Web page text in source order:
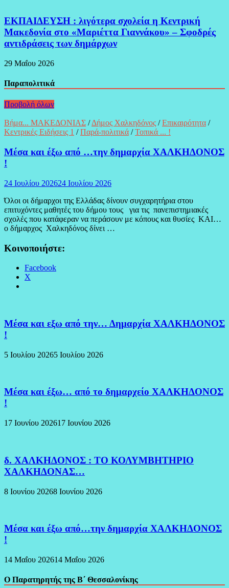
ΕΚΠΑΙΔΕΥΣΗ : λιγότερα σχολεία η Κεντρική
Μακεδονία στο «Μαριέττα Γιαννάκου» – Σφοδρές
αντιδράσεις των δημάρχων
29 Μαΐου 2026
Παραπολιτικά
Προβολή όλων
Βήμα... ΜΑΚΕΔΟΝΙΑΣ /Δήμος Χαλκηδόνος /Επικαιρότητα /
Κεντρικές Ειδήσεις 1 /Παρά-πολιτικά /Τοπικά ... !
Μέσα και έξω από …την δημαρχία ΧΑΛΚΗΔΟΝΟΣ
!
24 Ιουλίου 202624 Ιουλίου 2026
Όλοι οι δήμαρχοι της Ελλάδας δίνουν συγχαρητήρια στου
επιτυχόντες μαθητές του δήμου τους για τις πανεπιστημιακές
σχολές που κατάφεραν να περάσουν με κόπους και θυσίες ΚΑΙ…
ο δήμαρχος Χαλκηδόνος δίνει …
Κοινοποιήστε:
Facebook
X
Μέσα και εξω από την… Δημαρχία ΧΑΛΚΗΔΟΝΟΣ
!
5 Ιουλίου 20265 Ιουλίου 2026
Μέσα και έξω… από το δημαρχείο ΧΑΛΚΗΔΟΝΟΣ
!
17 Ιουνίου 202617 Ιουνίου 2026
δ. ΧΑΛΚΗΔΟΝΟΣ : ΤΟ ΚΟΛΥΜΒΗΤΗΡΙΟ
ΧΑΛΚΗΔΟΝΑΣ…
8 Ιουνίου 20268 Ιουνίου 2026
Μέσα και έξω από…την δημαρχία ΧΑΛΚΗΔΟΝΟΣ
!
14 Μαΐου 202614 Μαΐου 2026
Ο Παρατηρητής της Β΄ Θεσσαλονίκης